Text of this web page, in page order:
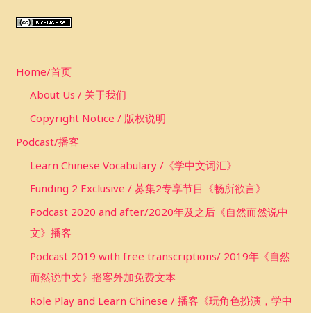
r
h
Home/首页
About Us / 关于我们
Copyright Notice / 版权说明
Podcast/播客
Learn Chinese Vocabulary /《学中文词汇》
Funding 2 Exclusive / 募集2专享节目《畅所欲言》
Podcast 2020 and after/2020年及之后《自然而然说中
文》播客
Podcast 2019 with free transcriptions/ 2019年《自然
而然说中文》播客外加免费文本
Role Play and Learn Chinese / 播客《玩角色扮演，学中